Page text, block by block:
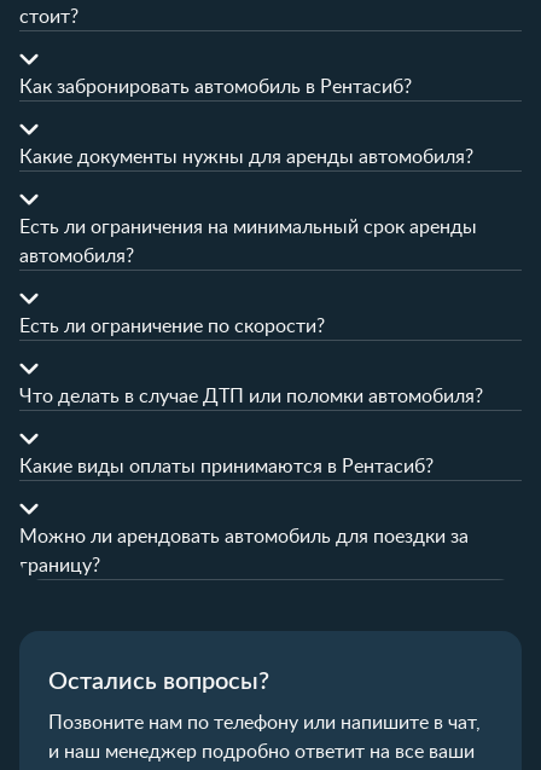
стоит?
Как забронировать автомобиль в Рентасиб?
Какие документы нужны для аренды автомобиля?
Есть ли ограничения на минимальный срок аренды
автомобиля?
Есть ли ограничение по скорости?
Что делать в случае ДТП или поломки автомобиля?
Какие виды оплаты принимаются в Рентасиб?
Можно ли арендовать автомобиль для поездки за
границу?
Остались вопросы?
Позвоните нам по телефону или напишите в чат,
и наш менеджер подробно ответит на все ваши